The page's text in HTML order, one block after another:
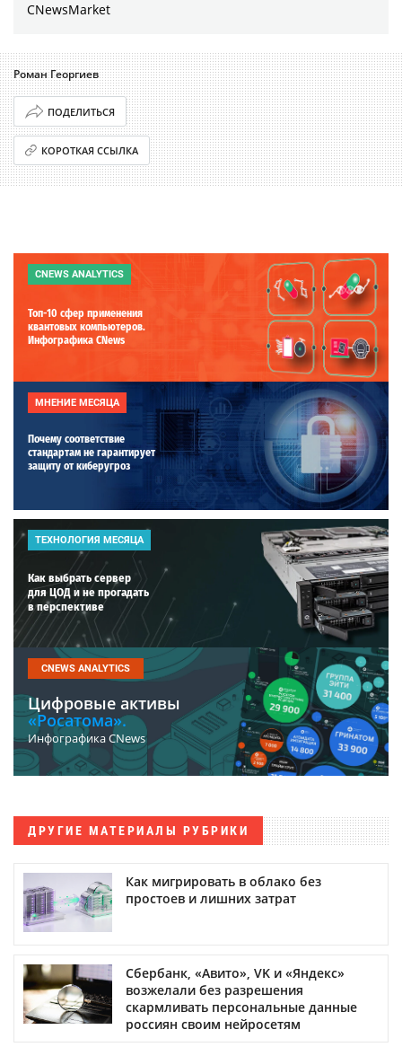
CNewsMarket
Роман Георгиев
ПОДЕЛИТЬСЯ
КОРОТКАЯ ССЫЛКА
CNEWS ANALYTICS
Топ-10 сфер применения
квантовых компьютеров.
Инфографика CNews
МНЕНИЕ МЕСЯЦА
Почему соответствие
стандартам не гарантирует
защиту от киберугроз
ТЕХНОЛОГИЯ МЕСЯЦА
Как выбрать сервер
для ЦОД и не прогадать
в перспективе
CNEWS ANALYTICS
Цифровые активы
«Росатома».
Инфографика CNews
ДРУГИЕ МАТЕРИАЛЫ РУБРИКИ
Как мигрировать в облако без
простоев и лишних затрат
Сбербанк, «Авито», VK и «Яндекс»
возжелали без разрешения
скармливать персональные данные
россиян своим нейросетям